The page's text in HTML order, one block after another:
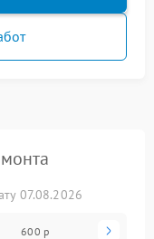
07.08.2026
600 р